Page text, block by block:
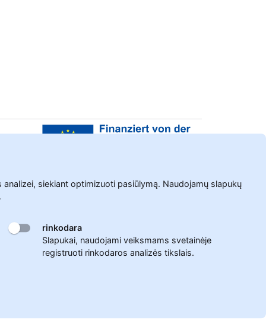
siekiant optimizuoti pasiūlymą. Naudojamų slapukų
.
rinkodara
Slapukai, naudojami veiksmams svetainėje
registruoti rinkodaros analizės tikslais.